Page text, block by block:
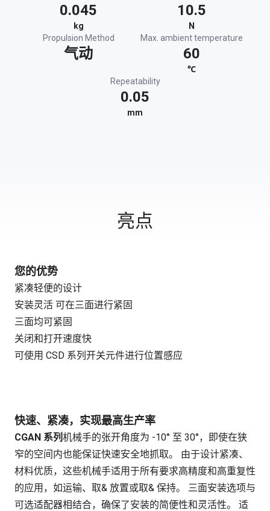
0.045
kg
10.5
N
Propulsion Method
气动
Max. ambient temperature
60
℃
Repeatability
0.05
mm
亮点
您的优势
紧凑轻便的设计
安装灵活 可在三面进行紧固
三面均可紧固
关闭和打开速度快
可使用 CSD 系列开关元件进行位置感应
快速、紧凑，实现最高生产率
CGAN 系列机械手的张开角度为 -10° 至 30°，即使在狭
窄的空间内也能保证快速安全地抓取。 由于设计紧凑、
材料优质，这些机械手适用于所有要求高精度和高重复性
的应用，如运输、取& 放置或取& 保持。 三面安装选项与
可选适配器相结合，确保了安装的简便性和灵活性。 适